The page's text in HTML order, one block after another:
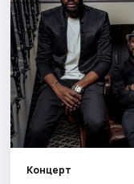
Квесты
Экскурсии
Спорт
События
Города
Концерт